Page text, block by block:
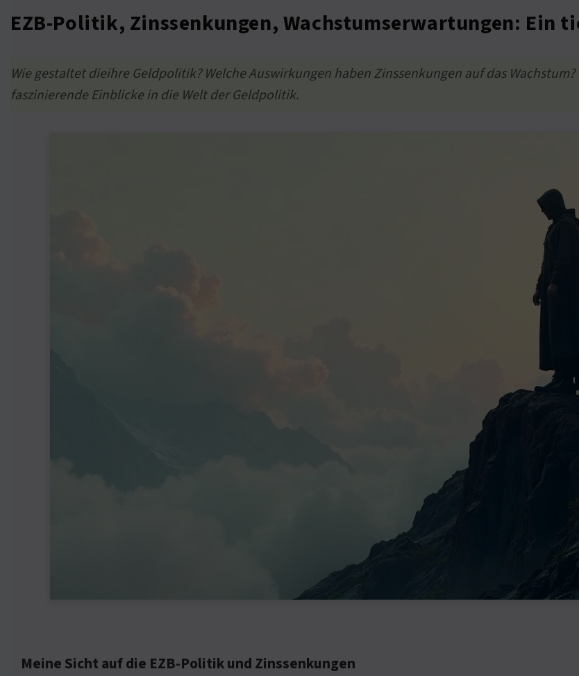
EZB-Politik, Zinssenkungen, Wachstumserwartungen: Ein
Wie gestaltet dieihre Geldpolitik? Welche Auswirkungen haben Zinssenkungen auf das
faszinierende Einblicke in die Welt der Geldpolitik.
Meine Sicht auf die EZB-Politik und Zinssenkungen